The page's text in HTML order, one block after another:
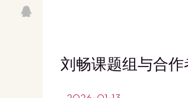
刘畅课题组与合